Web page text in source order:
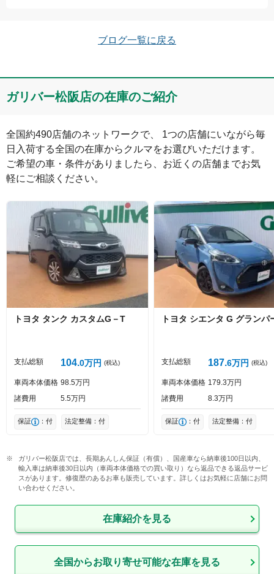
コメント
絵文字は投稿時に削除します 0文字/140文字
ブログ一覧に戻る
ガリバー松阪店の在庫のご紹介
全国約490店舗のネットワークで、 1つの店舗にいながら毎
日入荷する全国の在庫からクルマをお選びいただけます。
ご希望の車・条件がありましたら、お近くの店舗までお気
軽にご相談ください。
トヨタ タンク カスタムG－T
支払総額 104 0万円 (税込)
車両本体価格 98 5万円
諸費用
5 5万円
保証 ：付 法定整備：付
トヨタ シエンタ G グランパ
支払総額 187 6万円 (税込)
車両本体価格 179 3万円
諸費用
8 3万円
保証 ：付 法定整備：付
ガリバー松阪店では、長期あんしん保証（有償）、国産車なら納車後100日以内、
輸入車は納車後30日以内（車両本体価格での買い取り）なら返品できる返品サービ
スがあります。修復歴のあるお車も販売しています。詳しくはお気軽に店舗にお問
い合わせください。
在庫紹介を見る
全国からお取り寄せ可能な在庫を見る